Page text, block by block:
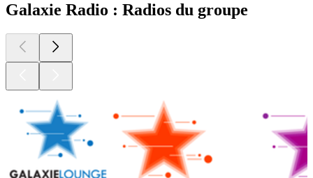
Galaxie Radio : Radios du groupe